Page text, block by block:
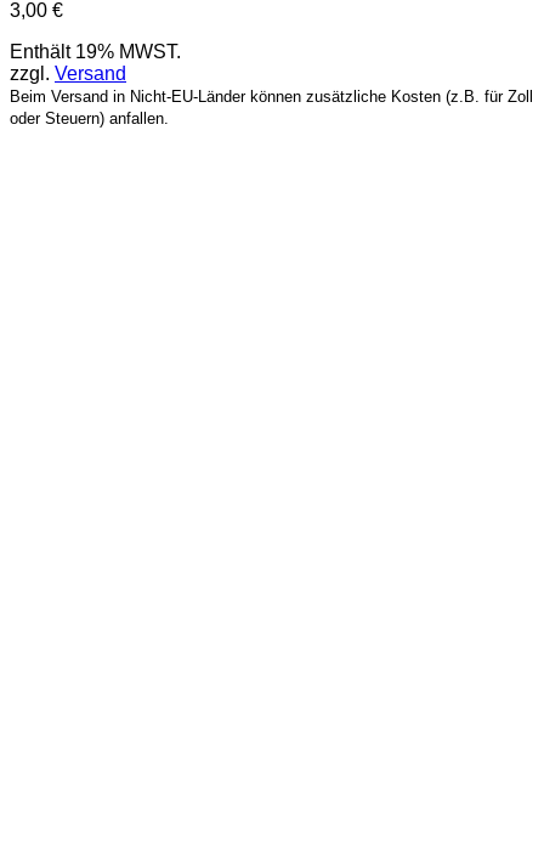
3,00 €
Enthält 19% MWST.
zzgl. Versand
Beim Versand in Nicht-EU-Länder können zusätzliche Kosten (z.B. für Zoll
oder Steuern) anfallen.